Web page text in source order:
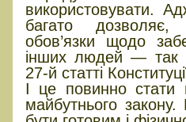
використовувати.
багато
обов’язки щодо
інших людей — так
27-й статті
І це повинно стати
майбутнього